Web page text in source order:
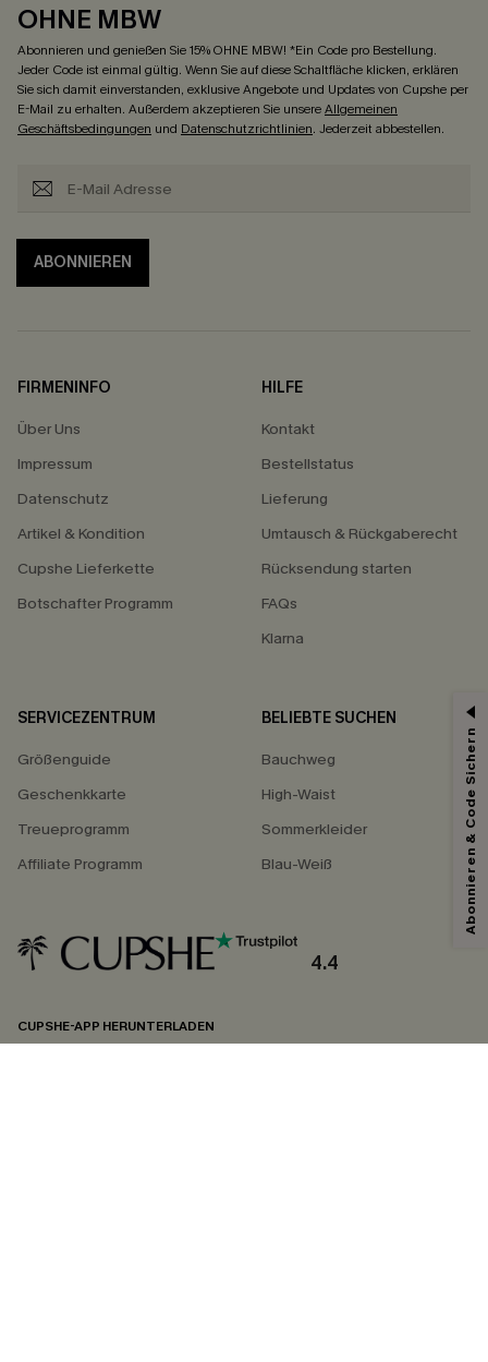
OHNE MBW
Abonnieren und genießen Sie 15% OHNE MBW! *Ein Code pro Bestellung.
Jeder Code ist einmal gültig. Wenn Sie auf diese Schaltfläche klicken, erklären
Sie sich damit einverstanden, exklusive Angebote und Updates von Cupshe per
E-Mail zu erhalten. Außerdem akzeptieren Sie unsereAllgemeinen
Geschäftsbedingungen und Datenschutzrichtlinien. Jederzeit abbestellen.
ABONNIEREN
FIRMENINFO
Über Uns
Impressum
Datenschutz
Artikel & Kondition
Cupshe Lieferkette
Botschafter Programm
HILFE
Kontakt
Bestellstatus
Lieferung
Umtausch & Rückgaberecht
Rücksendung starten
FAQs
Klarna
SERVICEZENTRUM
Größenguide
Geschenkkarte
Treueprogramm
Affiliate Programm
BELIEBTE SUCHEN
Bauchweg
High-Waist
Sommerkleider
Blau-Weiß
4.4
CUPSHE-APP HERUNTERLADEN
Abonnieren & Code Sichern